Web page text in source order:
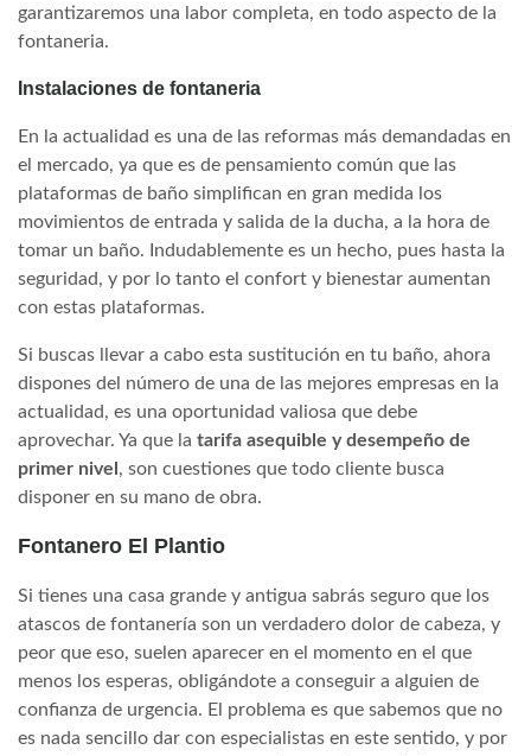
garantizaremos una labor completa, en todo aspecto de la
fontaneria.
Instalaciones de fontaneria
En la actualidad es una de las reformas más demandadas en
el mercado, ya que es de pensamiento común que las
plataformas de baño simplifican en gran medida los
movimientos de entrada y salida de la ducha, a la hora de
tomar un baño. Indudablemente es un hecho, pues hasta la
seguridad, y por lo tanto el confort y bienestar aumentan
con estas plataformas.
Si buscas llevar a cabo esta sustitución en tu baño, ahora
dispones del número de una de las mejores empresas en la
actualidad, es una oportunidad valiosa que debe
aprovechar. Ya que la tarifa asequible y desempeño de
primer nivel , son cuestiones que todo cliente busca
disponer en su mano de obra.
Fontanero El Plantio
Si tienes una casa grande y antigua sabrás seguro que los
atascos de fontanería son un verdadero dolor de cabeza, y
peor que eso, suelen aparecer en el momento en el que
menos los esperas, obligándote a conseguir a alguien de
confianza de urgencia. El problema es que sabemos que no
es nada sencillo dar con especialistas en este sentido, y por